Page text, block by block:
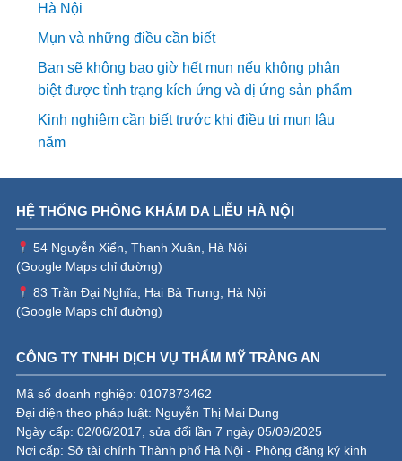
Hà Nội
Mụn và những điều cần biết
Bạn sẽ không bao giờ hết mụn nếu không phân
biệt được tình trạng kích ứng và dị ứng sản phẩm
Kinh nghiệm cần biết trước khi điều trị mụn lâu
năm
HỆ THỐNG PHÒNG KHÁM DA LIỄU HÀ NỘI
54 Nguyễn Xiển, Thanh Xuân, Hà Nội
(Google Maps chỉ đường)
83 Trần Đại Nghĩa, Hai Bà Trưng, Hà Nội
(Google Maps chỉ đường)
CÔNG TY TNHH DỊCH VỤ THẨM MỸ TRÀNG AN
Mã số doanh nghiệp: 0107873462
Đại diện theo pháp luật: Nguyễn Thị Mai Dung
Ngày cấp: 02/06/2017, sửa đổi lần 7 ngày 05/09/2025
Nơi cấp: Sở tài chính Thành phố Hà Nội - Phòng đăng ký kinh